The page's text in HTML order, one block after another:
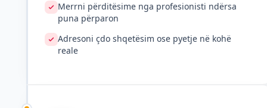
Merrni përditësime nga profesionisti ndërsa
puna përparon
Adresoni çdo shqetësim ose pyetje në kohë
reale